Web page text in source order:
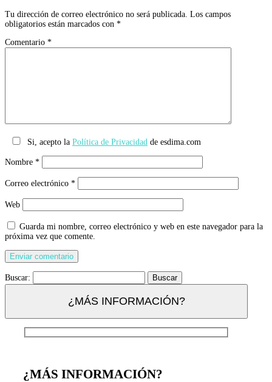
Tu dirección de correo electrónico no será publicada. Los campos
obligatorios están marcados con *
Comentario *
Si, acepto la Política de Privacidad de esdima.com
Nombre *
Correo electrónico *
Web
Guarda mi nombre, correo electrónico y web en este navegador para la
próxima vez que comente.
Buscar:
¿MÁS INFORMACIÓN?
¿MÁS INFORMACIÓN?